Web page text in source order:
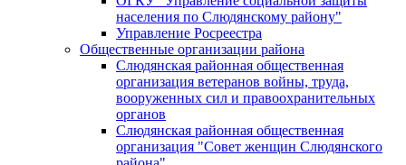
населения по Слюдянскому району"
Управление Росреестра
Общественные организации района
Слюдянская районная общественная
организация ветеранов войны, труда,
вооруженных сил и правоохранительных
органов
Слюдянская районная общественная
организация "Совет женщин Слюдянского